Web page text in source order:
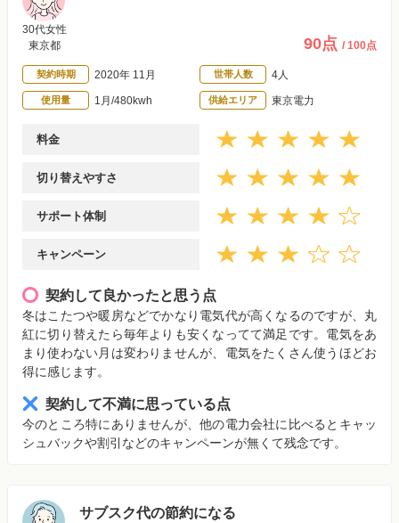
30代女性
東京都
90点 / 100点
契約時期 2020年 11月 世帯人数 4人
使用量 1月/480kwh 供給エリア 東京電力
料金
切り替えやすさ
サポート体制
キャンペーン
契約して良かったと思う点
冬はこたつや暖房などでかなり電気代が高くなるのですが、丸
紅に切り替えたら毎年よりも安くなってて満足です。電気をあ
まり使わない月は変わりませんが、電気をたくさん使うほどお
得に感じます。
契約して不満に思っている点
今のところ特にありませんが、他の電力会社に比べるとキャッ
シュバックや割引などのキャンペーンが無くて残念です。
サブスク代の節約になる